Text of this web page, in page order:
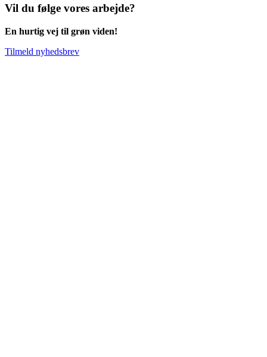
Vil du følge vores arbejde?
En hurtig vej til grøn viden!
Tilmeld nyhedsbrev